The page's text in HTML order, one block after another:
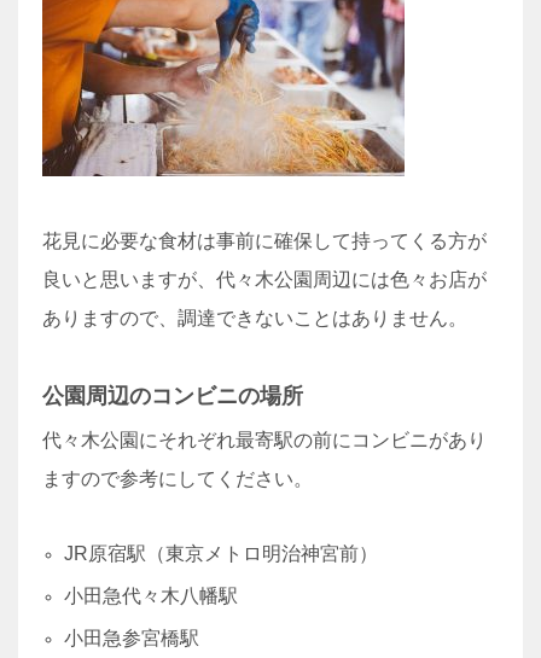
花見に必要な食材は事前に確保して持ってくる方が
良いと思いますが、代々木公園周辺には色々お店が
ありますので、調達できないことはありません。
公園周辺のコンビニの場所
代々木公園にそれぞれ最寄駅の前にコンビニがあり
ますので参考にしてください。
JR原宿駅（東京メトロ明治神宮前）
小田急代々木八幡駅
小田急参宮橋駅